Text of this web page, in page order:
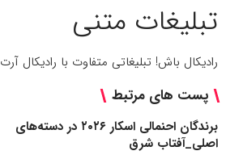
تبلیغات متنی
رادیکال باش! تبلیغاتی متفاوت با رادیکال آرت
پست های مرتبط
برندگان احنمالی اسکار ۲۰۲۶ در دسته‌های
اصلی_آفتاب شرق